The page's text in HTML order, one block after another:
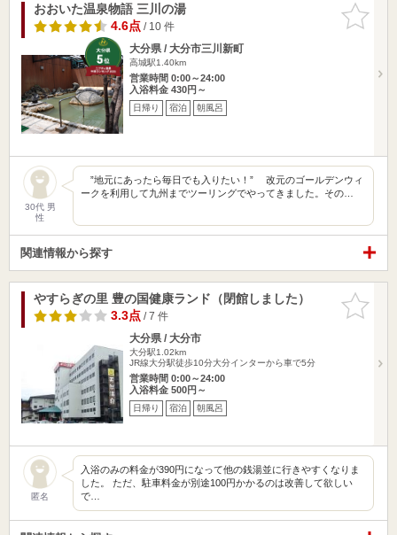
お気に入
りに追加
おおいた温泉物語 三川の湯
4.6点/ 10 件
大分県 / 大分市三川新町
高城駅1.40km
営業時間 0:00～24:00
入浴料金 430円～
日帰り 宿泊 朝風呂
30代 男
性
”地元にあったら毎日でも入りたい！” 改元のゴールデンウィ
ークを利用して九州までツーリングでやってきました。その…
関連情報から探す
お気に入
りに追加
やすらぎの里 豊の国健康ランド（閉館しました）
3.3点/ 7 件
大分県 / 大分市
大分駅1.02km
JR線大分駅徒歩10分大分インターから車で5分
営業時間 0:00～24:00
入浴料金 500円～
日帰り 宿泊 朝風呂
匿名
入浴のみの料金が390円になって他の銭湯並に行きやすくなりま
した。 ただ、駐車料金が別途100円かかるのは改善して欲しい
で…